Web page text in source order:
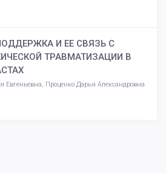
И ЕЕ СВЯЗЬ С
ТРАВМАТИЗАЦИИ В
Евгеньевна, Проценко Дарья Александровна